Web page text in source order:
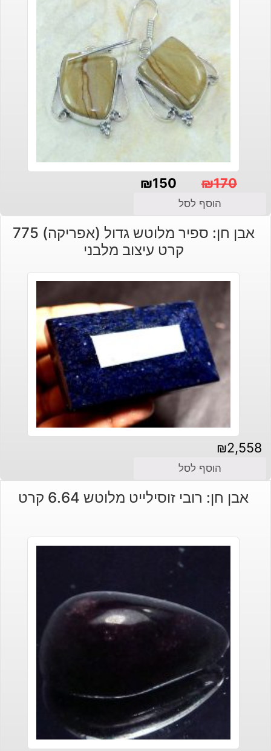
₪170
המקורי
היה:
₪150
הנוכחי
הוא:
הוסף לסל
אבן חן: ספיר מלוטש גדול (אפריקה) 775
קרט עיצוב מלבני
₪2,558
הוסף לסל
אבן חן: רובי זוסילייט מלוטש 6.64 קרט